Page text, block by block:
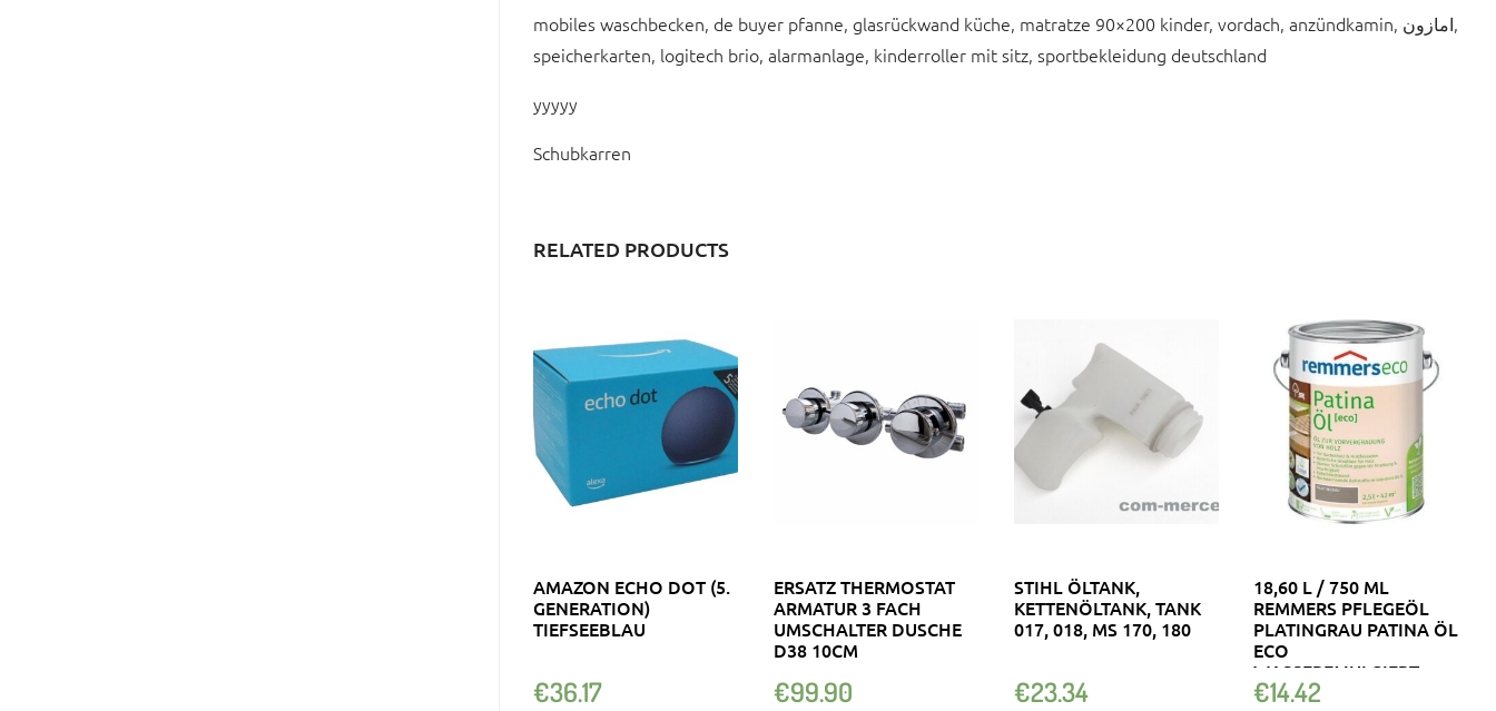
mobiles waschbecken, de buyer pfanne, glasrückwand küche, matratze 90×200 kinder, vordach, anzündkamin, امازون,
speicherkarten, logitech brio, alarmanlage, kinderroller mit sitz, sportbekleidung deutschland
yyyyy
Schubkarren
RELATED PRODUCTS
AMAZON ECHO DOT (5.
GENERATION)
TIEFSEEBLAU
€36.17
ERSATZ THERMOSTAT
ARMATUR 3 FACH
UMSCHALTER DUSCHE
D38 10CM
€99.90
STIHL ÖLTANK,
KETTENÖLTANK, TANK
017, 018, MS 170, 180
€23.34
18,60 L / 750 ML
REMMERS PFLEGEÖL
PLATINGRAU PATINA ÖL
ECO
WASSEREMULGIERT
€14.42